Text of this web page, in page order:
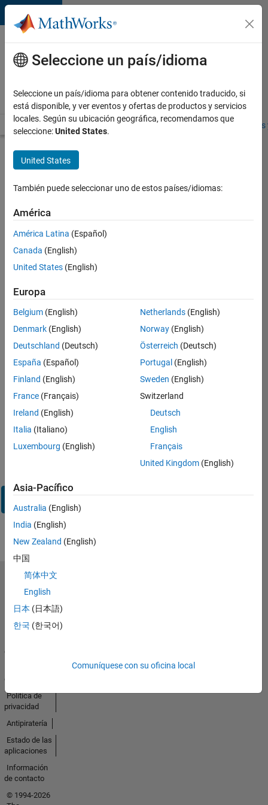
Saltar al contenido
Ofertas
de
empleo
MathWorks
Visión general Búsqueda de empleo Oficinas locales
Enviar
solicitud
Technical
Writer
Inicie
sesión
en
cuenta
de
empleo
Contraseña
¿Olvidó
Iniciar
sesión
Seleccione un país/idioma
Seleccione un país/idioma para obtener contenido traducido, si
está disponible, y ver eventos y ofertas de productos y servicios
locales. Según su ubicación geográfica, recomendamos que
seleccione:United States.
United States
También puede seleccionar uno de estos países/idiomas:
América
América Latina (Español)
Canada (English)
United States (English)
Europa
Belgium (English)
Denmark (English)
Deutschland (Deutsch)
España (Español)
Finland (English)
France (Français)
Ireland (English)
Italia (Italiano)
Luxembourg (English)
Netherlands(English)
Norway(English)
Österreich (Deutsch)
Portugal (English)
Sweden (English)
Switzerland
Deutsch
English
Français
United Kingdom(English)
Asia-Pacífico
Australia (English)
India (English)
New Zealand (English)
中国
简体中文
English
日本 (日本語)
한국 (한국어)
Comuníquese con su oficina local
Seleccione un país/idioma
América
Latina
confianza
comerciales
Política de
privacidad
Antipiratería
Estado de las
aplicaciones
Información
de contacto
© 1994-2026